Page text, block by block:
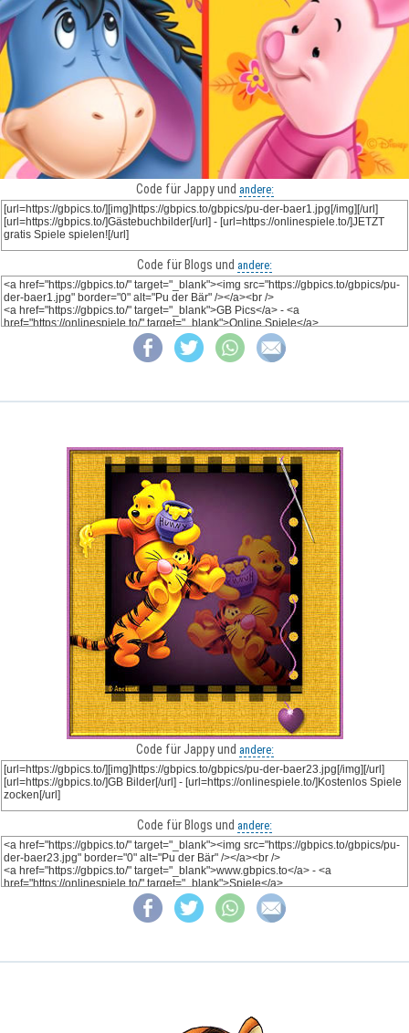
Code für Jappy und andere:
Code für Blogs und andere:
Code für Jappy und andere:
Code für Blogs und andere: